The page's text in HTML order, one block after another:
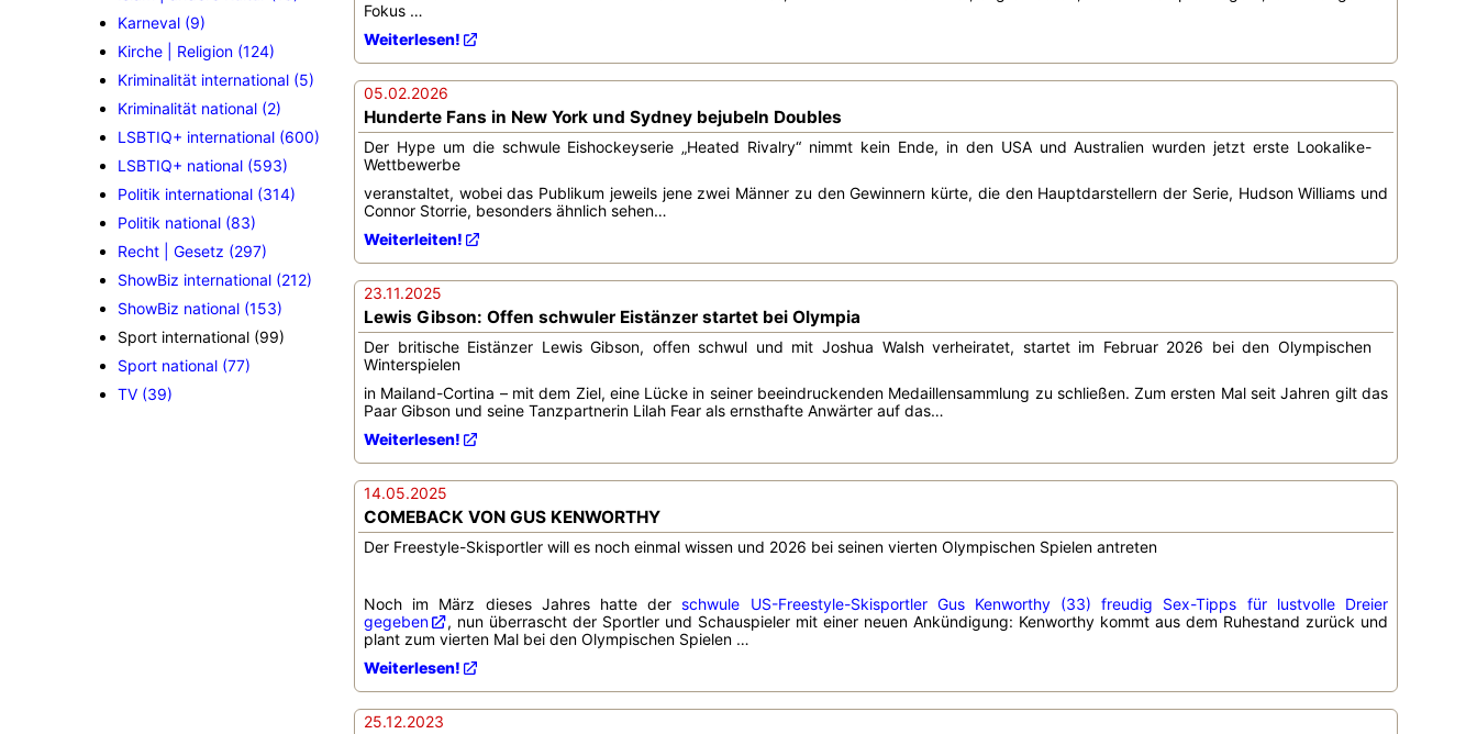
Karneval (9)
Kirche | Religion (124)
Kriminalität international (5)
Kriminalität national (2)
LSBTIQ+ international (600)
LSBTIQ+ national (593)
Politik international (314)
Politik national (83)
Recht | Gesetz (297)
ShowBiz international (212)
ShowBiz national (153)
Sport international (99)
Sport national (77)
TV (39)
Fokus …
Weiterlesen!
05.02.2026
Hunderte Fans in New York und Sydney bejubeln Doubles
Der Hype um die schwule Eishockeyserie „Heated Rivalry“ nimmt kein Ende, in den USA und Australien wurden jetzt erste Lookalike-
Wettbewerbe
veranstaltet, wobei das Publikum jeweils jene zwei Männer zu den Gewinnern kürte, die den Hauptdarstellern der Serie, Hudson Williams und
Connor Storrie, besonders ähnlich sehen…
Weiterleiten!
23.11.2025
Lewis Gibson: Offen schwuler Eistänzer startet bei Olympia
Der britische Eistänzer Lewis Gibson, offen schwul und mit Joshua Walsh verheiratet, startet im Februar 2026 bei den Olympischen
Winterspielen
in Mailand-Cortina – mit dem Ziel, eine Lücke in seiner beeindruckenden Medaillensammlung zu schließen. Zum ersten Mal seit Jahren gilt das
Paar Gibson und seine Tanzpartnerin Lilah Fear als ernsthafte Anwärter auf das…
Weiterlesen!
14.05.2025
COMEBACK VON GUS KENWORTHY
Der Freestyle-Skisportler will es noch einmal wissen und 2026 bei seinen vierten Olympischen Spielen antreten
Noch im März dieses Jahres hatte derschwule US-Freestyle-Skisportler Gus Kenworthy (33) freudig Sex-Tipps für lustvolle Dreier
gegeben
, nun überrascht der Sportler und Schauspieler mit einer neuen Ankündigung: Kenworthy kommt aus dem Ruhestand zurück und
plant zum vierten Mal bei den Olympischen Spielen …
Weiterlesen!
25.12.2023